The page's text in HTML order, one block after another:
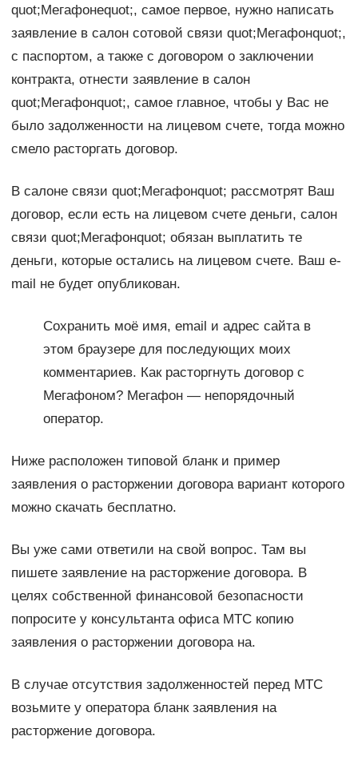
quot;Мегафонеquot;, самое первое, нужно написать
заявление в салон сотовой связи quot;Мегафонquot;,
с паспортом, а также с договором о заключении
контракта, отнести заявление в салон
quot;Мегафонquot;, самое главное, чтобы у Вас не
было задолженности на лицевом счете, тогда можно
смело расторгать договор.
В салоне связи quot;Мегафонquot; рассмотрят Ваш
договор, если есть на лицевом счете деньги, салон
связи quot;Мегафонquot; обязан выплатить те
деньги, которые остались на лицевом счете. Ваш e-
mail не будет опубликован.
Сохранить моё имя, email и адрес сайта в
этом браузере для последующих моих
комментариев. Как расторгнуть договор с
Мегафоном? Мегафон — непорядочный
оператор.
Ниже расположен типовой бланк и пример
заявления о расторжении договора вариант которого
можно скачать бесплатно.
Вы уже сами ответили на свой вопрос. Там вы
пишете заявление на расторжение договора. В
целях собственной финансовой безопасности
попросите у консультанта офиса МТС копию
заявления о расторжении договора на.
В случае отсутствия задолженностей перед МТС
возьмите у оператора бланк заявления на
расторжение договора.